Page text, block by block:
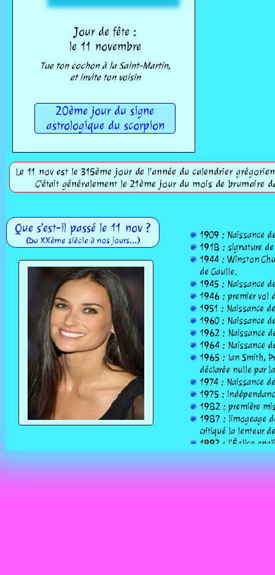
Jour de fête :
le 11 novembre
Tue ton cochon à la Saint-Martin,
et invite ton voisin
20ème jour du signe
astrologique du scorpion
Le 11 nov est le 315ème jour de l'année du calendrier
C'était généralement le 21ème jour du mois de
Que s'est-il passé le 11 nov ?
(Du XXème siècle à nos jours...)
1909 : Naissance
1918 : signature
1944 : Winston
de Gaulle.
1945 : Naissance
1946 : premier vol
1951 : Naissance
1960 : Naissance
1962 : Naissance
1964 : Naissance
1965 : Ian Smith,
déclarée nulle par
1974 : Naissance
1975 :
1982 : première
1987 : limogeage
critiqué la lenteur
1992 : l'Église
1998 : début de
2004 : Décès de